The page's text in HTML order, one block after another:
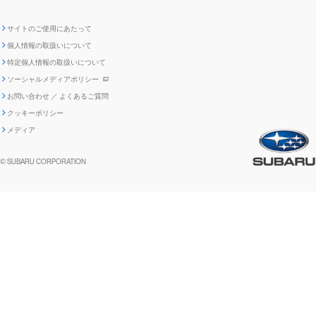
IRカレンダー
ディスクロージャー
ポリシー
ガバナンス
サステナビリティ関連方針・ガイ
SUBARUデザイン
際立たせる技術
2.環境技術
閉じる
SUBARU Lab採用（中途）
販売会社グループ採用
高校生採用
SUBARU ハイブリッド車 レスキュ
ー時の取扱い
自動車リサイクル
SUBARUのロゴ・標章を不正使用
した模倣品にご注意ください
サイトのご使用にあたって
個人情報の取扱いについて
特定個人情報の取扱いについて
ソーシャルメディアポリシー
お問い合わせ ／ よくあるご質問
クッキーポリシー
メディア
© SUBARU CORPORATION